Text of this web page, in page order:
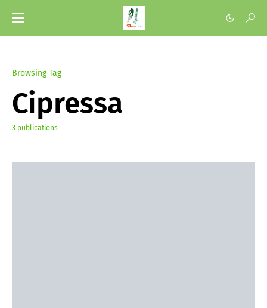
Browsing Tag
Cipressa
3 publications